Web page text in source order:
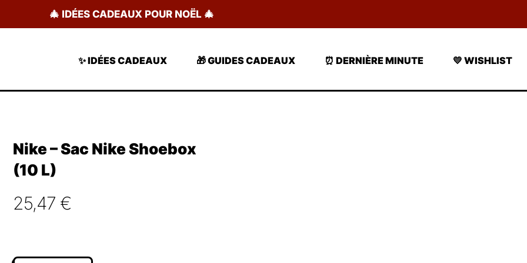
🎄 IDÉES CADEAUX POUR NOËL 🎄
✨ IDÉES CADEAUX 🎁 GUIDES CADEAUX ⏰ DERNIÈRE MINUTE 💛 WISHLIST
Nike – Sac Nike Shoebox
(10 L)
25,47 €